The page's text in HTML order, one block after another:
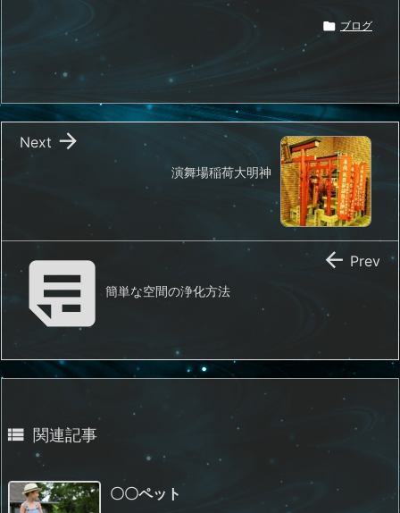
 ブログ
演舞場稲荷大明神

Next
簡単な空間の浄化方法
 Prev
 関連記事
〇〇ペット